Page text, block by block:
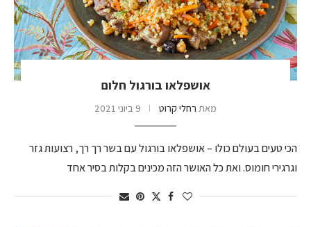
אושפלאו בורגול חלום
מאת רחלי קרוט 9 ביוני 2021
הכי טעים בעולם כולו – אושפלאו בורגול עם בשר רך רך, רצועות גזר
וגרגירי חומוס. ואת כל האושר הזה מכינים בקלות בסיר אחד